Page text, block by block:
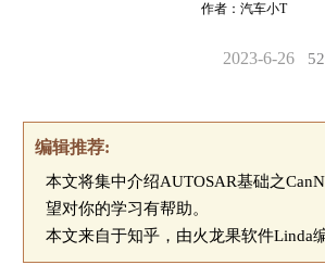
作者：汽车小T
2023-6-26
编辑推荐:
本文将集中介绍AUTOSAR基础之
望对你的学习有帮助。
本文来自于知乎，由火龙果软件Linda